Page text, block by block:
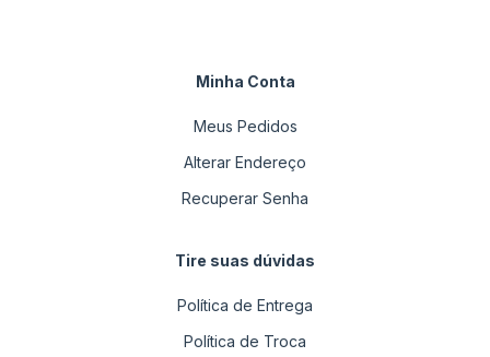
Minha Conta
Meus Pedidos
Alterar Endereço
Recuperar Senha
Tire suas dúvidas
Política de Entrega
Política de Troca